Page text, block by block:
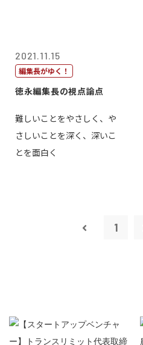
2021.11.15
編集長がゆく！
徳永編集長の視点論点
難しいことをやさしく、や
さしいことを深く、深いこ
とを面白く
1